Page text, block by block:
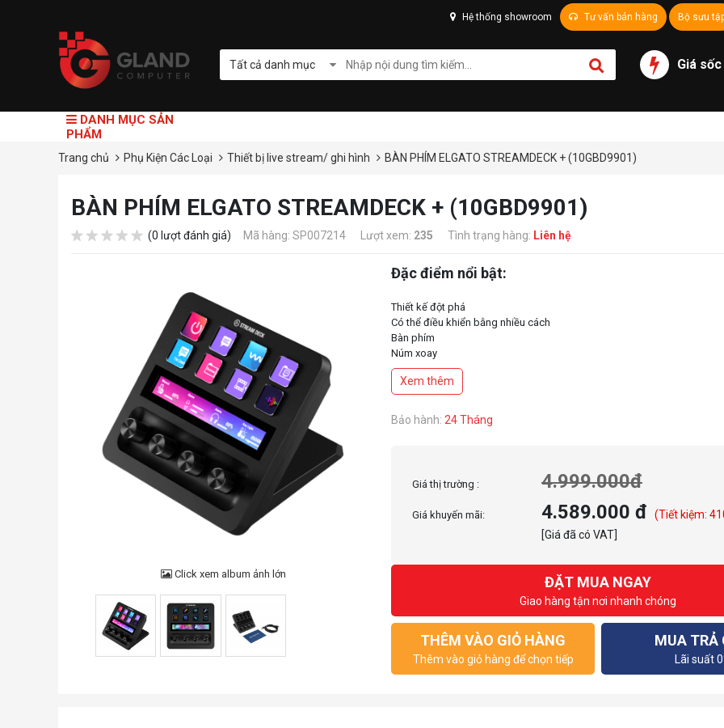
Hệ thống showroom Tư vấn bán hàng Bộ sưu
Tất cả danh mục Giá sốc
DANH MỤC SẢN
PHẨM
Trang chủ Phụ Kiện Các Loại Thiết bị live stream/ ghi hình BÀN PHÍM ELGATO STREAMDECK + (10GBD9901)
BÀN PHÍM ELGATO STREAMDECK + (10GBD9901)
(0 lượt đánh giá) Mã hàng: SP007214 Lượt xem: 235 Tình trạng hàng: Liên hệ
Click xem album ảnh lớn
Đặc điểm nổi bật:
Thiết kế đột phá
Có thể điều khiển bằng nhiều cách
Bàn phím
Núm xoay
Xem thêm
Bảo hành: 24 Tháng
Giá thị trường : 4.999.000đ
Giá khuyến mãi: 4.589.000 đ
(Tiết kiệm:
[Giá đã có VAT]
ĐẶT MUA NGAY
Giao hàng tận nơi nhanh chóng
THÊM VÀO GIỎ HÀNG
Thêm vào giỏ hàng để chọn tiếp
MUA TRẢ
Lãi suất